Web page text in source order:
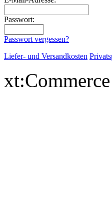
Passwort:
Passwort vergessen?
Liefer- und Versandkosten